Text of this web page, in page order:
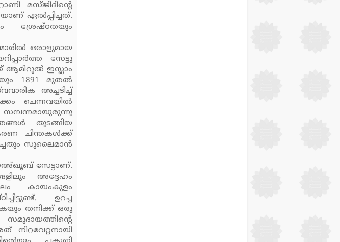
മസ്ജിദിന്റെ
ഏല്‍പ്പിച്ചത്.
ശ്രേഷ്ഠതയും
ഒരാളുമായ
സേട്ടു
ആമിറുല്‍ ഇസ്ലാം
1891 മുതല്‍
അച്ചടിച്ച്
ചെന്നവയില്‍
തുടങ്ങിയ
ചിന്തകള്‍ക്ക്
സുലൈമാന്‍
സേട്ടാണ്.
അദ്ദേഹം
കായംകുളം
ഉറച്ച
തനിക്ക് ഒരു